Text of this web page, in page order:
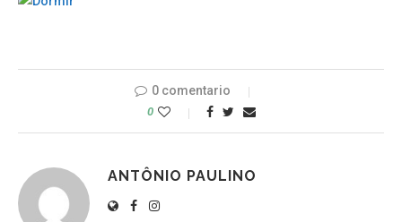
0 comentario
0
ANTÔNIO PAULINO